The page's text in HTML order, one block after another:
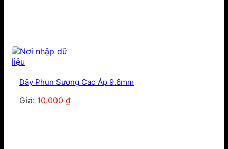
Dây Phun Sương Cao Áp 9.6mm
Giá: Giá
10.000 ₫Giá